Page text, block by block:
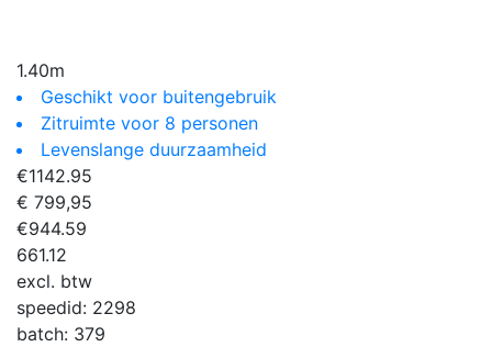
1.40m
Geschikt voor buitengebruik
Zitruimte voor 8 personen
Levenslange duurzaamheid
€1142.95
€ 799,95
€944.59
661.12
excl. btw
speedid: 2298
batch: 379